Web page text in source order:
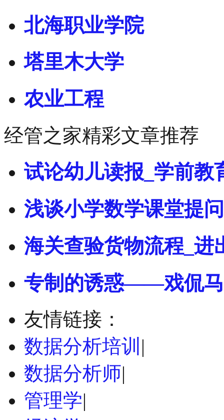
北海职业学院
塔里木大学
农业工程
经管之家精彩文章推荐
试论幼儿读报_学前教
浅谈小学数学课堂提
海关查验货物流程_进
专制的诱惑——戏侃
友情链接：
数据分析培训 |
数据分析师|
管理学|